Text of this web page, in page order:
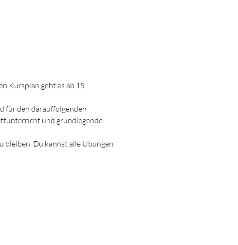
Kursplan geht es ab 15.
für den darauffolgenden
und grundlegende
bleiben, Du kannst alle Übungen